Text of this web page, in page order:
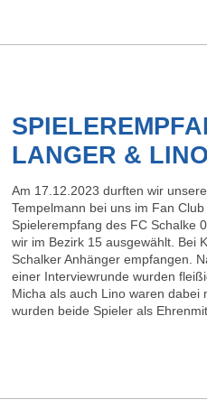
LANGER &
Am 17.12.2023 durften wir
Tempelmann bei uns im Fan
Spielerempfang des FC Schalke
wir im Bezirk 15 ausgewählt. Bei
Schalker Anhänger empfangen.
einer Interviewrunde wurden
Micha als auch Lino waren
wurden beide Spieler als